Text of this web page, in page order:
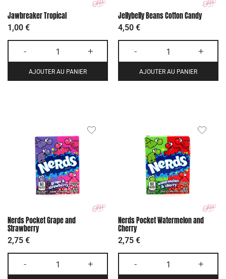
Jawbreaker Tropical
1,00 €
- +
AJOUTER AU PANIER
Jellybelly Beans Cotton Candy
4,50 €
- +
AJOUTER AU PANIER
Nerds Pocket Grape and
Strawberry
2,75 €
- +
Nerds Pocket Watermelon and
Cherry
2,75 €
- +